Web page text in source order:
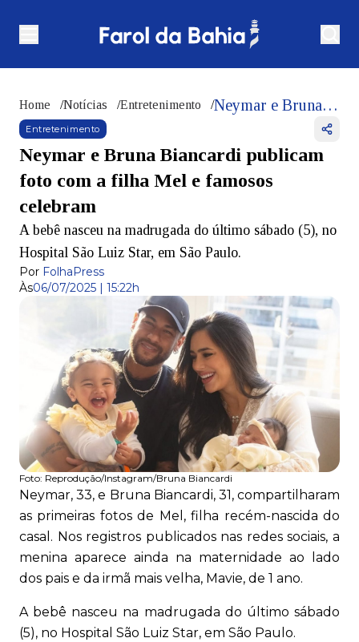
Home /Notícias /Entretenimento / Neymar e Bruna Biancardi publicam foto com a filha Mel e famosos celebram
Entretenimento
Neymar e Bruna Biancardi publicam
foto com a filha Mel e famosos
celebram
A bebê nasceu na madrugada do último sábado (5), no
Hospital São Luiz Star, em São Paulo.
Por FolhaPress
Às06/07/2025 | 15:22h
Foto: Reprodução/Instagram/Bruna Biancardi
Neymar, 33, e Bruna Biancardi, 31, compartilharam
as primeiras fotos de Mel, filha recém-nascida do
casal. Nos registros publicados nas redes sociais, a
menina aparece ainda na maternidade ao lado
dos pais e da irmã mais velha, Mavie, de 1 ano.
A bebê nasceu na madrugada do último sábado
(5), no Hospital São Luiz Star, em São Paulo.